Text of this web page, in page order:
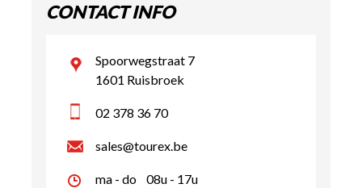
CONTACT INFO
Spoorwegstraat 7
1601 Ruisbroek
02 378 36 70
sales@tourex.be
ma - do
08u - 17u